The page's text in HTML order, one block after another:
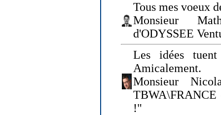
Tous mes voeux
Monsieur
d'ODYSSEE
Les idées
Amicalement.
Monsieur
TBWA\FRANCE
!"